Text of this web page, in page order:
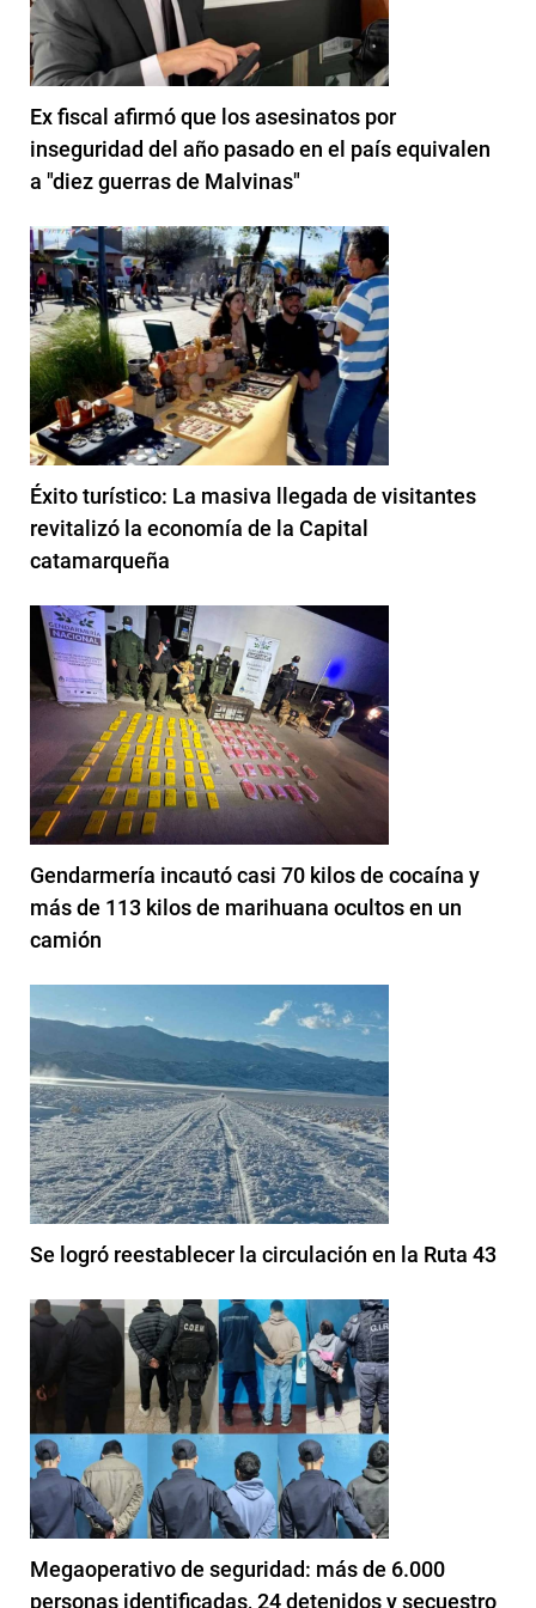
Ex fiscal afirmó que los asesinatos por
inseguridad del año pasado en el país equivalen
a "diez guerras de Malvinas"
Éxito turístico: La masiva llegada de visitantes
revitalizó la economía de la Capital
catamarqueña
Gendarmería incautó casi 70 kilos de cocaína y
más de 113 kilos de marihuana ocultos en un
camión
Se logró reestablecer la circulación en la Ruta 43
Megaoperativo de seguridad: más de 6.000
personas identificadas, 24 detenidos y secuestro